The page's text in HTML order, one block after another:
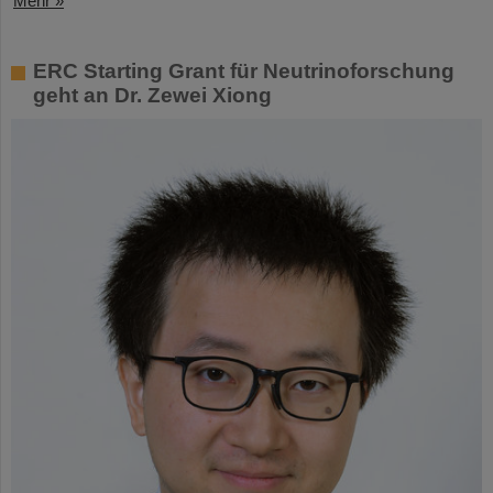
ERC Starting Grant für Neutrinoforschung
geht an Dr. Zewei Xiong